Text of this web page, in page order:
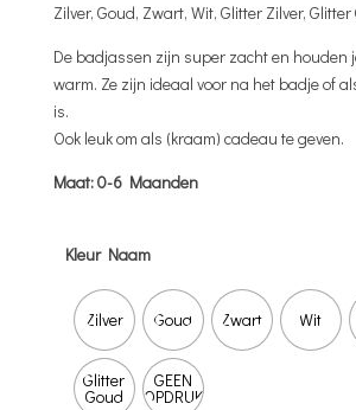
Zilver, Goud, Zwart, Wit, Glitter Zilver, Glitter
De badjassen zijn super zacht en houden
warm. Ze zijn ideaal voor na het badje of
is.
Ook leuk om als (kraam) cadeau te geven.
Maat: 0-6 Maanden
Kleur Naam
Zilver Goud Zwart Wit
Glitter
Goud
GEEN
OPDRUK